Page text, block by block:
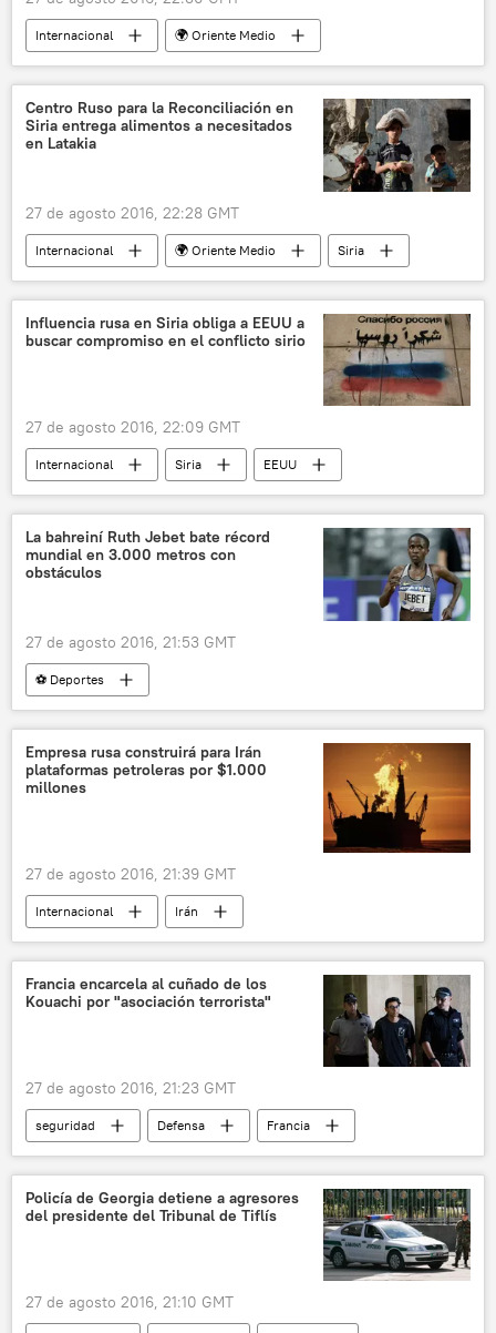
Internacional
🌍 Oriente Medio
Turquía
Diyarbakir
Diyarbakir
ataque
noticias
Centro Ruso para la Reconciliación en
Siria entrega alimentos a necesitados
en Latakia
27 de agosto 2016, 22:28 GMT
Internacional 🌍 Oriente Medio
Siria
Latakia
ayuda humanitaria
industria agroalimentaria
noticias
Influencia rusa en Siria obliga a EEUU a
buscar compromiso en el conflicto sirio
27 de agosto 2016, 22:09 GMT
Internacional Siria
EEUU
Reda Ahmet Shehata
Rusia noticias
La bahreiní Ruth Jebet bate récord
mundial en 3.000 metros con
obstáculos
27 de agosto 2016, 21:53 GMT
⚽ Deportes
Juegos Olímpicos y Paralímpicos de Río de Janeiro 2016
noticias
Empresa rusa construirá para Irán
plataformas petroleras por $1.000
millones
27 de agosto 2016, 21:39 GMT
Internacional
Irán
Krasnye Barrikady
Rusia noticias
Francia encarcela al cuñado de los
Kouachi por "asociación terrorista"
27 de agosto 2016, 21:23 GMT
seguridad Defensa
Francia
Bulgaria
Mourad Hamyd
Charlie Hebdo
terrorismo noticias
Policía de Georgia detiene a agresores
del presidente del Tribunal de Tiflís
27 de agosto 2016, 21:10 GMT